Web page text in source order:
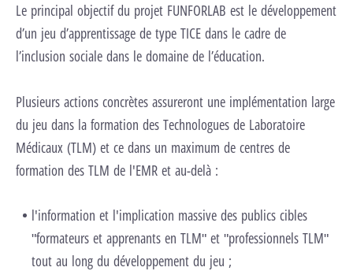
Le principal objectif du projet FUNFORLAB est le développement
d’un jeu d’apprentissage de type TICE dans le cadre de
l’inclusion sociale dans le domaine de l’éducation.
Plusieurs actions concrètes assureront une implémentation large
du jeu dans la formation des Technologues de Laboratoire
Médicaux (TLM) et ce dans un maximum de centres de
formation des TLM de l'EMR et au-delà :
l'information et l'implication massive des publics cibles
"formateurs et apprenants en TLM" et "professionnels TLM"
tout au long du développement du jeu ;